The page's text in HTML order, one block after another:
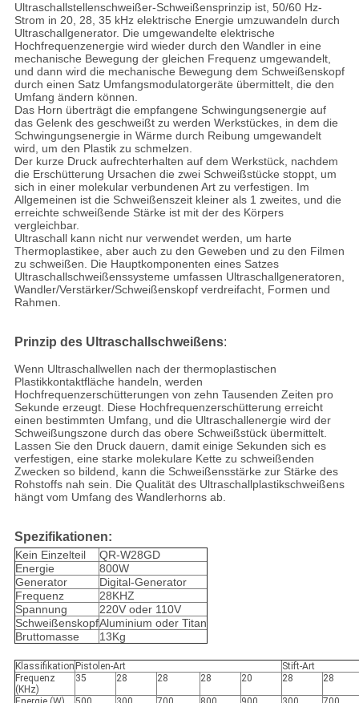
Ultraschallstellenschweißer-Schweißensprinzip ist, 50/60 Hz-
Strom in 20, 28, 35 kHz elektrische Energie umzuwandeln durch
Ultraschallgenerator. Die umgewandelte elektrische
Hochfrequenzenergie wird wieder durch den Wandler in eine
mechanische Bewegung der gleichen Frequenz umgewandelt,
und dann wird die mechanische Bewegung dem Schweißenskopf
durch einen Satz Umfangsmodulatorgeräte übermittelt, die den
Umfang ändern können.
Das Horn überträgt die empfangene Schwingungsenergie auf
das Gelenk des geschweißt zu werden Werkstückes, in dem die
Schwingungsenergie in Wärme durch Reibung umgewandelt
wird, um den Plastik zu schmelzen.
Der kurze Druck aufrechterhalten auf dem Werkstück, nachdem
die Erschütterung Ursachen die zwei Schweißstücke stoppt, um
sich in einer molekular verbundenen Art zu verfestigen. Im
Allgemeinen ist die Schweißenszeit kleiner als 1 zweites, und die
erreichte schweißende Stärke ist mit der des Körpers
vergleichbar.
Ultraschall kann nicht nur verwendet werden, um harte
Thermoplastikee, aber auch zu den Geweben und zu den Filmen
zu schweißen. Die Hauptkomponenten eines Satzes
Ultraschallschweißenssysteme umfassen Ultraschallgeneratoren,
Wandler/Verstärker/Schweißenskopf verdreifacht, Formen und
Rahmen.
Prinzip des Ultraschallschweißens:
Wenn Ultraschallwellen nach der thermoplastischen
Plastikkontaktfläche handeln, werden
Hochfrequenzerschütterungen von zehn Tausenden Zeiten pro
Sekunde erzeugt. Diese Hochfrequenzerschütterung erreicht
einen bestimmten Umfang, und die Ultraschallenergie wird der
Schweißungszone durch das obere Schweißstück übermittelt.
Lassen Sie den Druck dauern, damit einige Sekunden sich es
verfestigen, eine starke molekulare Kette zu schweißenden
Zwecken so bildend, kann die Schweißensstärke zur Stärke des
Rohstoffs nah sein. Die Qualität des Ultraschallplastikschweißens
hängt vom Umfang des Wandlerhorns ab.
Spezifikationen:
Kein Einzelteil
QR-W28GD
Energie
800W
Generator
Digital-Generator
Frequenz
28KHZ
Spannung
220V oder 110V
SchweißenskopfAluminium oder Titan
Bruttomasse
13Kg
Klassifikation Pistolen-Art
Stift-Art
Frequenz
(KHz)
35 28 28 28 20 28 28